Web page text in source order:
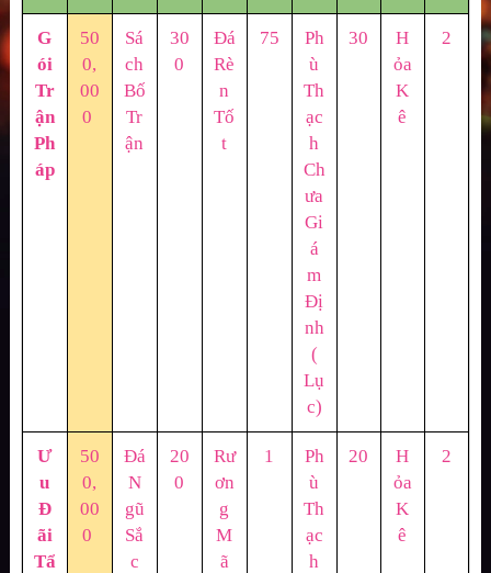
G
ói
Tr
ận
Ph
áp
50
0,
00
0
Sá
ch
Bố
Tr
ận
30
0
Đá
Rè
n
Tố
t
75
Ph
ù
Th
ạc
h
Ch
ưa
Gi
á
m
Đị
nh
(
Lụ
c)
30
H
ỏa
K
ê
2
Ư
u
Đ
ãi
Tẩ
50
0,
00
0
Đá
N
gũ
Sắ
c
20
0
Rư
ơn
g
M
ã
1
Ph
ù
Th
ạc
h
20
H
ỏa
K
ê
2